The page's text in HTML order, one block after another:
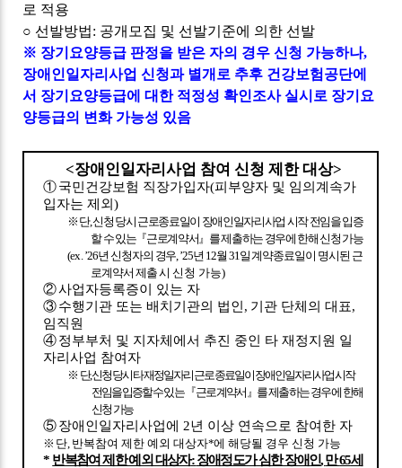
로 적용
○ 선발방법: 공개모집 및 선발기준에 의한 선발
※ 장기요양등급 판정을 받은 자의 경우 신청 가능하나,
장애인일자리사업 신청과 별개로 추후 건강보험공단에
서 장기요양등급에 대한 적정성 확인조사 실시로 장기요
양등급의 변화 가능성 있음
<장애인일자리사업 참여 신청 제한 대상>
①국민건강보험 직장가입자(피부양자 및 임의계속가
입자는 제외 )
※ 단,신청 당시 근로종료일이 장애인일자리사업 시작 전임을 입증
할 수 있는『근로계약서 』 를 제출하는 경우에 한해 신청 가능
(ex. ’26년 신청자의 경우 , ’25년 12월 31 일 계약종료일이 명시된 근
로계약서 제출 시 신청 가능)
②사업자등록증이 있는 자
③수행기관 또는 배치기관의 법인 , 기관 단체의 대표,
임직원
④정부부처 및 지자체에서 추진 중인 타 재정지원 일
자리사업 참여자
※ 단,신청 당시 타 재정일자리 근로 종료일이 장애인일자리사업 시작
전임을 입증할 수있는 『근로계약서 』 를 제출하는 경우에 한해
신청 가능
⑤장애인일자리사업에 2년 이상 연속으로 참여한 자
※ 단 반복참여 제한 예외 대상자*에 해당될 경우 신청 가능
* 반복참여 제한 예외 대상자:장애정도가 심한 장애인,만65세